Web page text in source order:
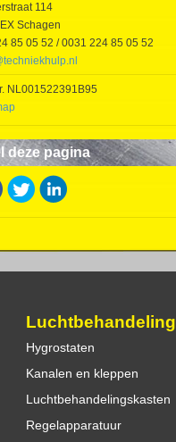
114
Schagen
85 05 52 / 0031 224 85 05 52
NL001522391B95
deze pagina
Luchtbehandeling
Hygrostaten
Kanalen en kleppen
Luchtbehandelingskasten
Regelapparatuur